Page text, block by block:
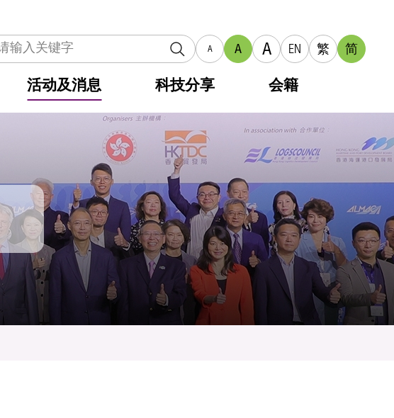
A A A EN 繁 简
活动及消息 科技分享 会籍